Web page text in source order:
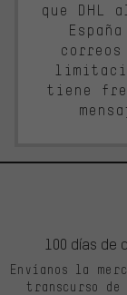
que DHL
tiene
100 días de
Envíanos la
transcurso de